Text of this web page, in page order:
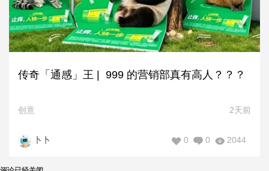
传奇「通感」王 | 999 的营销部真有高人？？？
创意 2天前
卜卜 2044
0
0